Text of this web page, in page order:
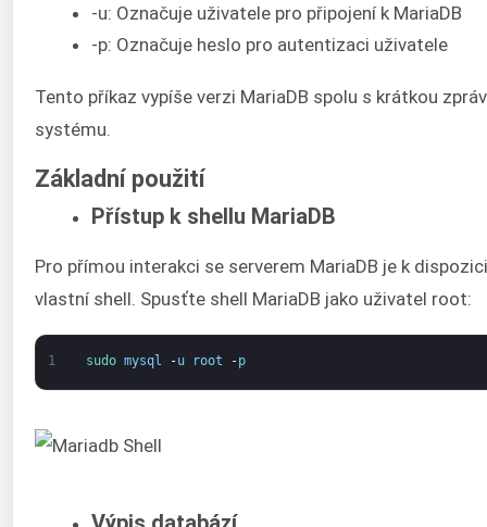
-u: Označuje uživatele pro připojení k MariaDB
-p: Označuje heslo pro autentizaci uživatele
Tento příkaz vypíše verzi MariaDB spolu s krátkou
systému.
Základní použití
Přístup k shellu MariaDB
Pro přímou interakci se serverem MariaDB je k
vlastní shell. Spusťte shell MariaDB jako uživatel root:
1 sudo mysql -u root -p